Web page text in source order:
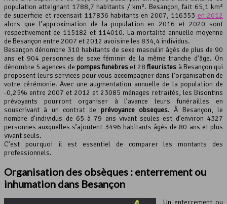
Leaflet , © OpenStreetMapcontributeurs
population atteignant 1788,7 habitants / km². Besançon, fait 65,1 km²
de superficie et recensait 117836 habitants en 2007, 116353 en 2012
alors que l’approximation de la population en 2016 et 2020 sont
respectivement de 115182 et 114010. La mortalité annuelle moyenne
de Besançon entre 2007 et 2012 avoisine les 834,4 individus.
Besançon dénombre 310 habitants de sexe masculin âgés de plus de 90
ans et 904 personnes de sexe féminin de la même tranche d’âge. On
dénombre 5 agences de pompes funèbreset 28fleuristes à Besançon qui
proposent leurs services pour vous accompagner dans l’organisation de
votre cérémonie. Avec une augmentation annuelle de la population de
-0,25% entre 2007 et 2012 et 23085 ménages retraités, les Bisontins
prévoyants pourront organiser à l’avance leurs funérailles en
souscrivant à un contrat de prévoyance obsèques. À Besançon, le
nombre d’individus de 65 à 79 ans vivant seules est d’environ 4327
personnes auxquelles s’ajoutent 3496 habitants âgés de 80 ans et plus
vivant seuls.
C’est pourquoi il est essentiel de comparer les montants des
professionnels.
Organisation des obsèques : enterrement ou
inhumation dans Besançon